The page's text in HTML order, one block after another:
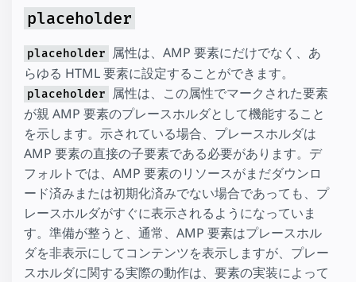
placeholder
placeholder
属性は、AMP 要素にだけでなく、あ
らゆる HTML 要素に設定することができます。
placeholder
属性は、この属性でマークされた要素
が親 AMP 要素のプレースホルダとして機能すること
を示します。示されている場合、プレースホルダは
AMP 要素の直接の子要素である必要があります。デ
フォルトでは、AMP 要素のリソースがまだダウンロ
ード済みまたは初期化済みでない場合であっても、プ
レースホルダがすぐに表示されるようになっていま
す。準備が整うと、通常、AMP 要素はプレースホル
ダを非表示にしてコンテンツを表示しますが、プレー
スホルダに関する実際の動作は、要素の実装によって